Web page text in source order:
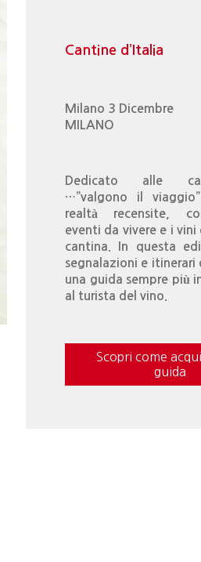
Cantine d’Italia
Milano 3 Dicembre
MILANO
Dedicato alle
…”valgono il
realtà recensite,
eventi da vivere e i vini
cantina. In questa
segnalazioni e itinerari
una guida sempre più
al turista del vino.
Scopri come
guida